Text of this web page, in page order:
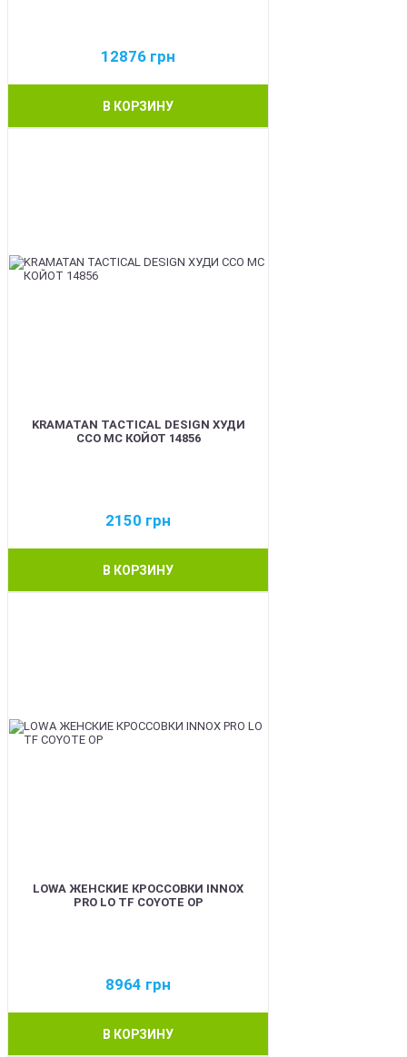
12876 грн
В КОРЗИНУ
KRAMATAN TACTICAL DESIGN ХУДИ
ССО МС КОЙОТ 14856
2150 грн
В КОРЗИНУ
LOWA ЖЕНСКИЕ КРОССОВКИ INNOX
PRO LO TF COYOTE OP
8964 грн
В КОРЗИНУ